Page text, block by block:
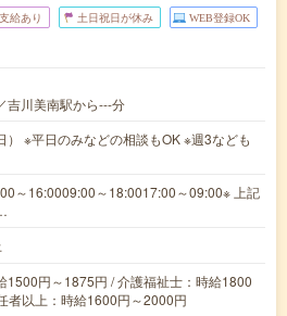
給あり 土日祝日が休み WEB登録OK
吉川美南駅から---分
） ※平日のみなどの相談もOK ※週3なども
～16:0009:00～18:0017:00～09:00※ 上記
1500円～1875円 / 介護福祉士：時給1800
者以上：時給1600円～2000円